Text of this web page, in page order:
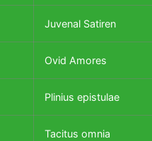
Juvenal Satiren
Ovid Amores
Plinius epistulae
Tacitus omnia